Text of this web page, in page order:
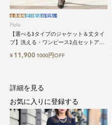
Flolia
【選べる3タイプのジャケット＆丈タイ
プ】洗える・ワンピース2点セットアッ
会員価格翌日配送自宅洗い
¥ 11,900 1000円OFF
詳細を見る
お気に入りに登録する